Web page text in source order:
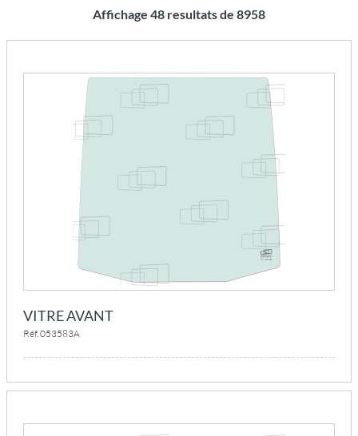
Affichage 48 resultats de 8958
VITRE AVANT
Réf. 053583A